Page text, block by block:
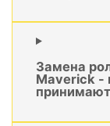
Замена
Maverick -